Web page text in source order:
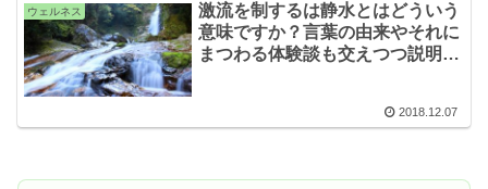
ウェルネス
激流を制するは静水とはどういう
意味ですか？言葉の由来やそれに
まつわる体験談も交えつつ説明し
2018.12.07